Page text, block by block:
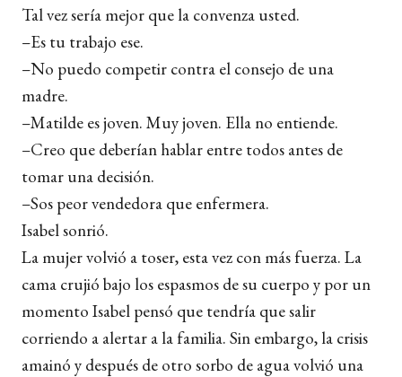
Tal vez sería mejor que la convenza usted.
–Es tu trabajo ese.
–No puedo competir contra el consejo de una
madre.
–Matilde es joven. Muy joven. Ella no entiende.
–Creo que deberían hablar entre todos antes de
tomar una decisión.
–Sos peor vendedora que enfermera.
Isabel sonrió.
La mujer volvió a toser, esta vez con más fuerza. La
cama crujió bajo los espasmos de su cuerpo y por un
momento Isabel pensó que tendría que salir
corriendo a alertar a la familia. Sin embargo, la crisis
amainó y después de otro sorbo de agua volvió una